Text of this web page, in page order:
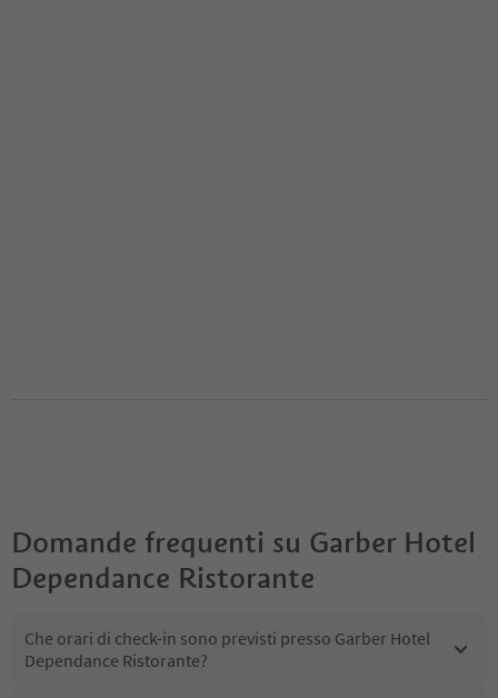
Domande frequenti su Garber Hotel
Dependance Ristorante
Che orari di check-in sono previsti presso Garber Hotel
Dependance Ristorante?